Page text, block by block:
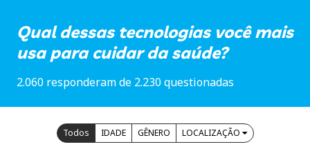
Qual dessas tecnologias você mais
usa para cuidar da saúde?
2.060 responderam de 2.230 questionadas
Todos IDADE GÊNERO LOCALIZAÇÃO